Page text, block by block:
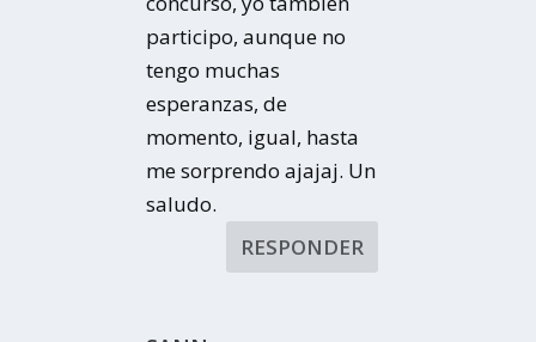
participo, aunque no
tengo muchas
esperanzas, de
momento, igual, hasta
me sorprendo ajajaj. Un
saludo.
RESPONDER